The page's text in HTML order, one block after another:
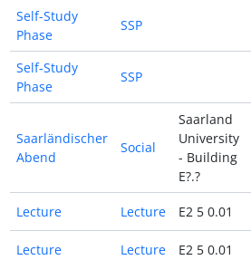
Self-Study
Phase
SSP
Self-Study
Phase
SSP
Saarländischer
Abend
Social
Saarland
University
- Building
E?.?
Lecture Lecture E2 5 0.01
Lecture Lecture E2 5 0.01